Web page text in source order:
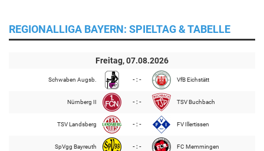
REGIONALLIGA BAYERN: SPIELTAG & TABELLE
Freitag, 07.08.2026
Schwaben Augsb. - : - VfB Eichstätt
Nürnberg II - : - TSV Buchbach
TSV Landsberg - : - FV Illertissen
SpVgg Bayreuth - : - FC Memmingen